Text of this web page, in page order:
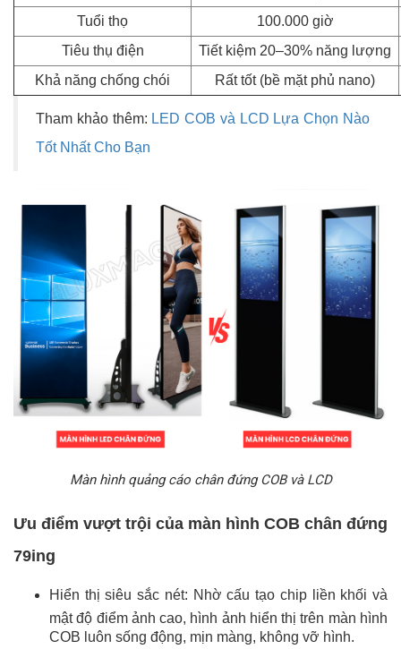
Tuổi thọ
100.000 giờ
Tiêu thụ điện
Tiết kiệm 20–30% năng lượng
Khả năng chống chói
Rất tốt (bề mặt phủ nano)
Tham khảo thêm: LED COB và LCD Lựa Chọn Nào
Tốt Nhất Cho Bạn
Màn hình quảng cáo chân đứng COB và LCD
Ưu điểm vượt trội của màn hình COB chân đứng
79ing
Hiển thị siêu sắc nét: Nhờ cấu tạo chip liền khối và
mật độ điểm ảnh cao, hình ảnh hiển thị trên màn hình
COB luôn sống động, mịn màng, không vỡ hình.